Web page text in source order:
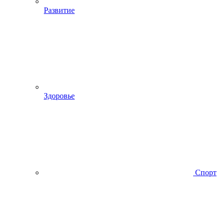
Развитие
Здоровье
Спорт